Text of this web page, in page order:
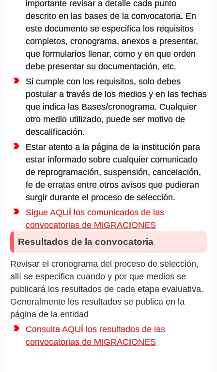
importante revisar a detalle cada punto
descrito en las bases de la convocatoria. En
este documento se especifica los requisitos
completos, cronograma, anexos a presentar,
que formularios llenar, como y en que orden
debe presentar su documentación, etc.
Si cumple con los requisitos, solo debes
postular a través de los medios y en las fechas
que indica las Bases/cronograma. Cualquier
otro medio utilizado, puede ser motivo de
descalificación.
Estar atento a la página de la institución para
estar informado sobre cualquier comunicado
de reprogramación, suspensión, cancelación,
fe de erratas entre otros avisos que pudieran
surgir durante el proceso de selección.
Sigue AQUÍ los comunicados de las
convocatorias de MIGRACIONES
Resultados de la convocatoria
Revisar el cronograma del proceso de selección,
allí se especifica cuando y por que medios se
publicará los resultados de cada etapa evaluativa.
Generalmente los resultados se publica en la
página de la entidad
Consulta AQUÍ los resultados de las
convocatorias de MIGRACIONES